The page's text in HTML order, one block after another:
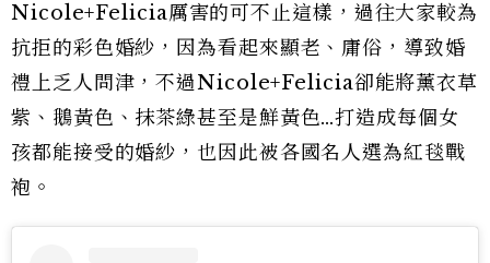
Nicole+Felicia厲害的可不止這樣，過往大家較為
抗拒的彩色婚紗，因為看起來顯老、庸俗，導致婚
禮上乏人問津，不過Nicole+Felicia卻能將薰衣草
紫、鵝黃色、抹茶綠甚至是鮮黃色…打造成每個女
孩都能接受的婚紗，也因此被各國名人選為紅毯戰
袍。